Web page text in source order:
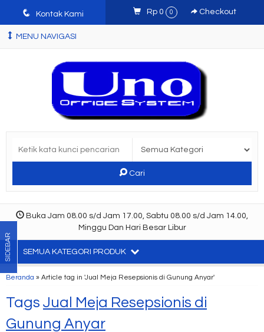
q Kontak Kami Rp 0 0 Checkout
MENU NAVIGASI
Cari
Buka Jam 08.00 s/d Jam 17.00, Sabtu 08.00 s/d Jam 14.00,
Minggu Dan Hari Besar Libur
SEMUA KATEGORI PRODUK
Beranda » Article tag in 'Jual Meja Resepsionis di Gunung Anyar'
Tags Jual Meja Resepsionis di
Gunung Anyar
SIDEBAR